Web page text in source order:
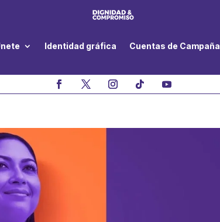
Identidad gráfica Cuentas de Campaña